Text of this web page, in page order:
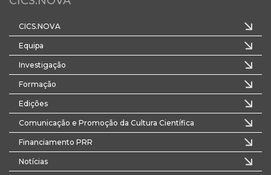
CICS.NOVA
Equipa
Investigação
Formação
Edições
Comunicação e Promoção da Cultura Científica
Financiamento PRR
Notícias